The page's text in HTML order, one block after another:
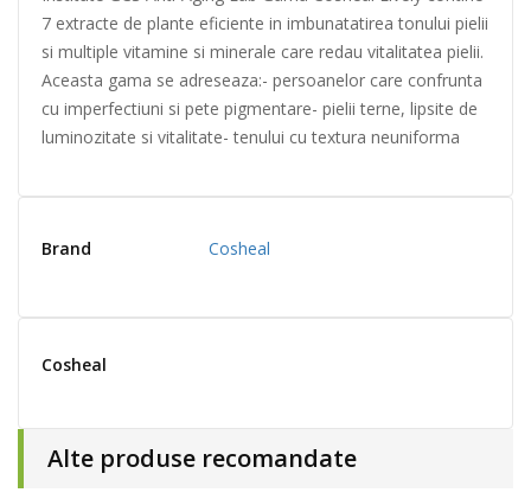
7 extracte de plante eficiente in imbunatatirea tonului pielii
si multiple vitamine si minerale care redau vitalitatea pielii.
Aceasta gama se adreseaza:- persoanelor care confrunta
cu imperfectiuni si pete pigmentare- pielii terne, lipsite de
luminozitate si vitalitate- tenului cu textura neuniforma
Brand Cosheal
Cosheal
Alte produse recomandate